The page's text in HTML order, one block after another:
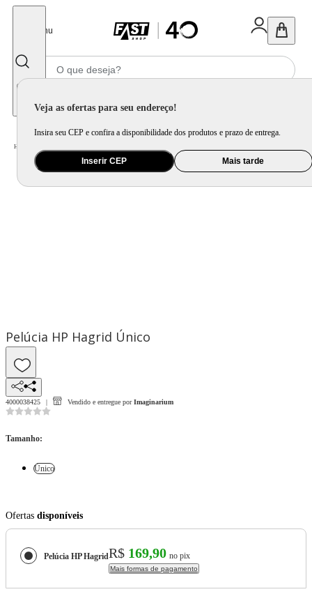
Menu
Veja as ofertas para seu endereço!
Insira seu CEP e confira a disponibilidade dos produtos e prazo de entrega.
Inserir CEP Mais tarde
Home
Pelúcia HP Hagrid Único
4000038425 Vendido e entregue por Imaginarium
Tamanho:
Único
Ofertas disponíveis
Pelúcia HP HagridR$ 169,90 no pix
Mais formas de pagamento